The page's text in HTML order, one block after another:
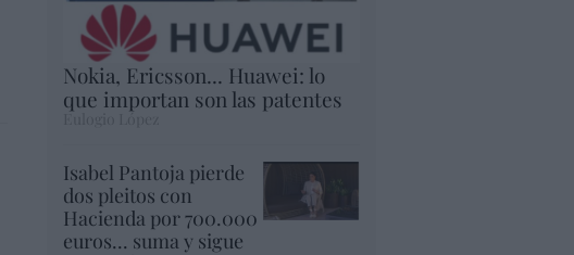
Nokia, Ericsson... Huawei: lo
que importan son las patentes
Eulogio López
Isabel Pantoja pierde
dos pleitos con
Hacienda por 700.000
euros... suma y sigue